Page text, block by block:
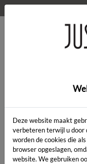
>
Artikelcode:
Deze website maakt
verbeteren terwijl u door
worden de cookies die
browser opgeslagen,
website. We gebruiken